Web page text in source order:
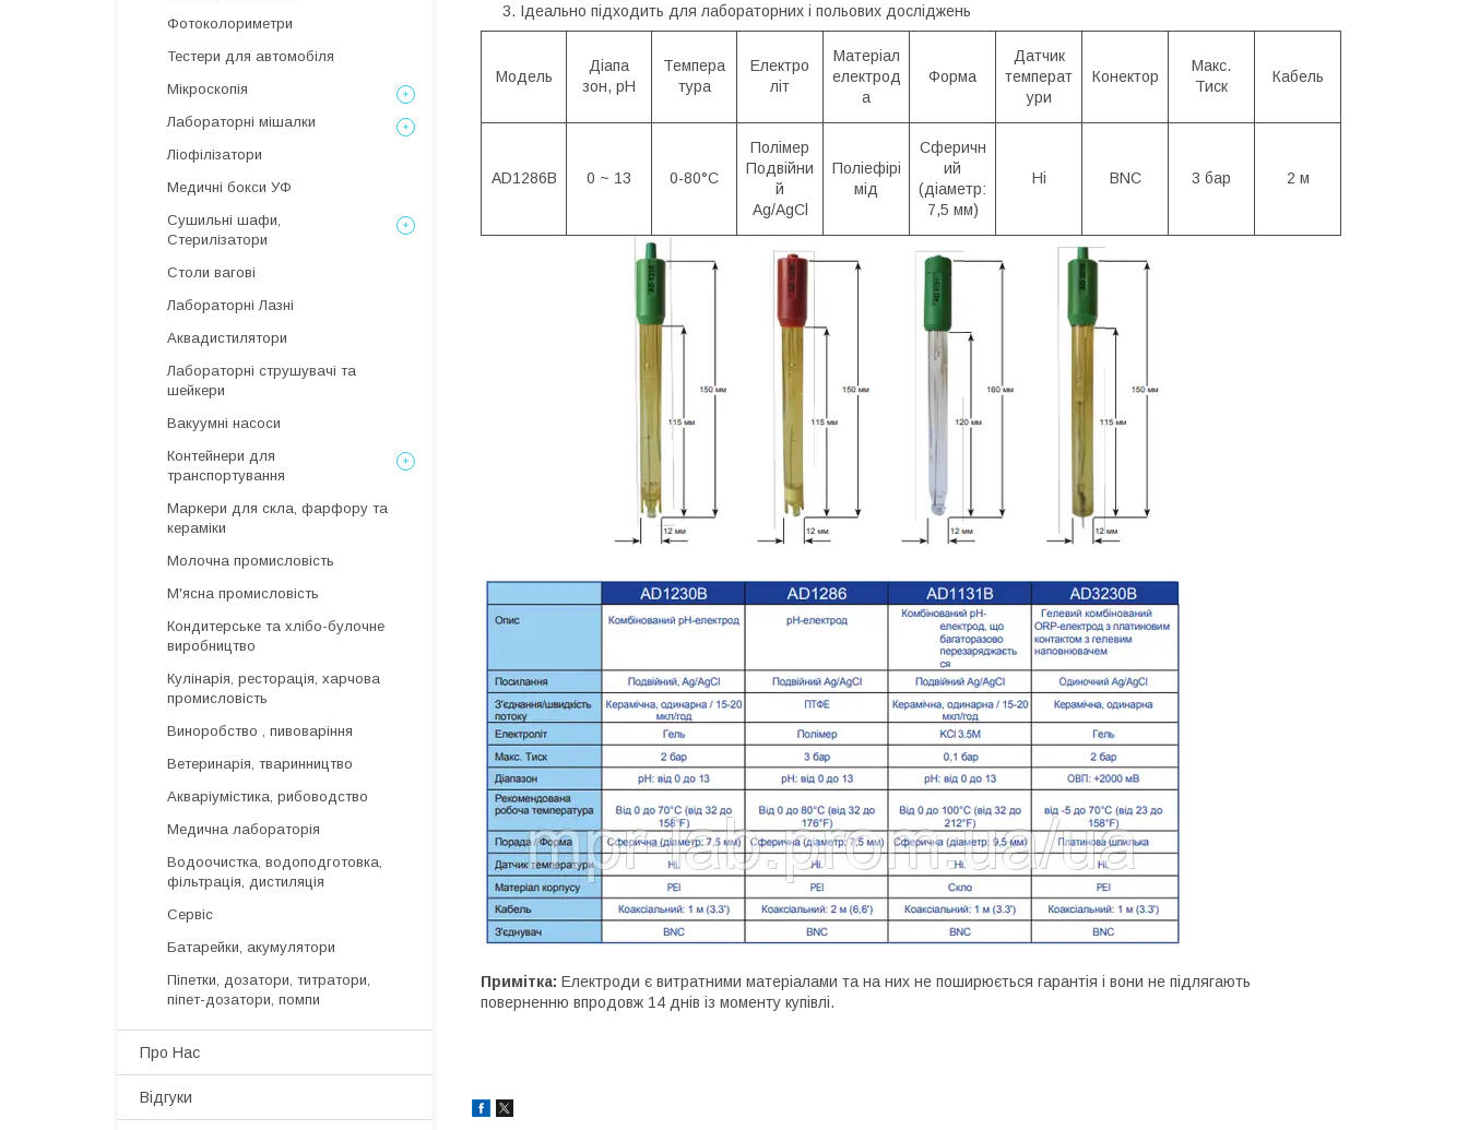
Ідеально підходить для лабораторних і польових досліджень
Модель
Діапа
зон, рН
Темпера
тура
Електро
літ
Матеріал
електрод
а
Форма
Датчик
температ
ури
Конектор
Макс.
Тиск
Кабель
AD1286B 0 ~ 13 0-80°С
Полімер
Подвійни
й
Ag/AgCl
Поліефірі
мід
Сферичн
ий
(діаметр:
7,5 мм)
Ні BNC 3 бар 2 м
Примітка: Електроди є витратними матеріалами та на них не поширюється гарантія і вони не підлягають
поверненню впродовж 14 днів із моменту купівлі.
Фотоколориметри
Тестери для автомобіля
Мікроскопія
Лабораторні мішалки
Ліофілізатори
Медичні бокси УФ
Сушильні шафи,
Стерилізатори
Столи вагові
Лабораторні Лазні
Аквадистилятори
Лабораторні струшувачі та
шейкери
Вакуумні насоси
Контейнери для
транспортування
Маркери для скла, фарфору та
кераміки
Молочна промисловість
М'ясна промисловість
Кондитерське та хлібо-булочне
виробництво
Кулінарія, ресторація, харчова
промисловість
Виноробство , пивоваріння
Ветеринарія, тваринництво
Акваріумістика, рибоводство
Медична лабораторія
Водоочистка, водоподготовка,
фільтрація, дистиляція
Сервіс
Батарейки, акумулятори
Піпетки, дозатори, титратори,
піпет-дозатори, помпи
Про Нас
Відгуки